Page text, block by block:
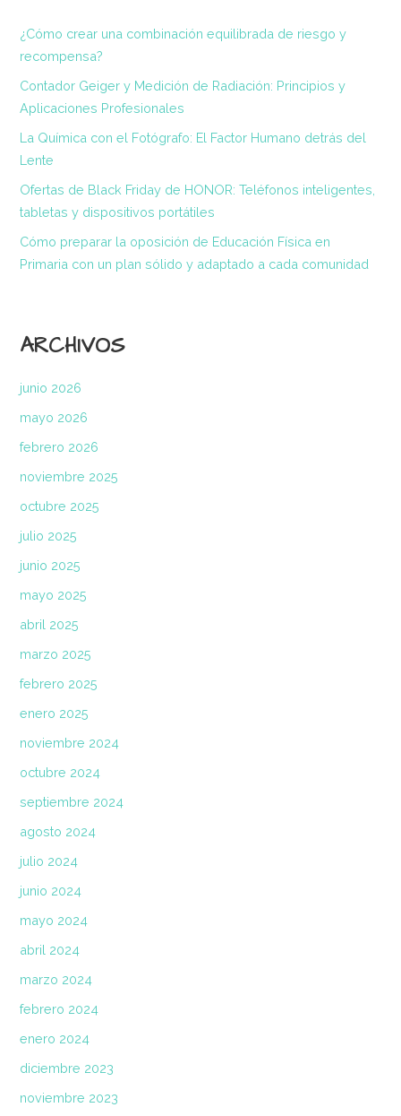
¿Cómo crear una combinación equilibrada de riesgo y
recompensa?
Contador Geiger y Medición de Radiación: Principios y
Aplicaciones Profesionales
La Química con el Fotógrafo: El Factor Humano detrás del
Lente
Ofertas de Black Friday de HONOR: Teléfonos inteligentes,
tabletas y dispositivos portátiles
Cómo preparar la oposición de Educación Física en
Primaria con un plan sólido y adaptado a cada comunidad
ARCHIVOS
junio 2026
mayo 2026
febrero 2026
noviembre 2025
octubre 2025
julio 2025
junio 2025
mayo 2025
abril 2025
marzo 2025
febrero 2025
enero 2025
noviembre 2024
octubre 2024
septiembre 2024
agosto 2024
julio 2024
junio 2024
mayo 2024
abril 2024
marzo 2024
febrero 2024
enero 2024
diciembre 2023
noviembre 2023